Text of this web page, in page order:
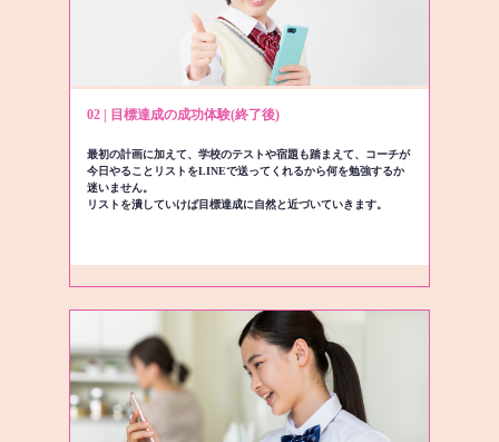
02 | 目標達成の成功体験(終了後)
最初の計画に加えて、学校のテストや宿題も踏まえて、コーチが
今日やることリストをLINEで送ってくれるから何を勉強するか
迷いません。
リストを潰していけば目標達成に自然と近づいていきます。